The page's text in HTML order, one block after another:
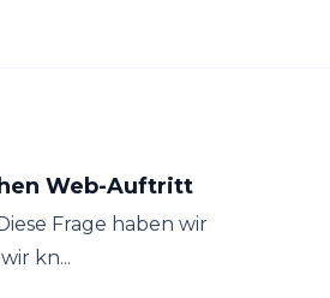
Web-Auftritt
Frage haben wir
kn...